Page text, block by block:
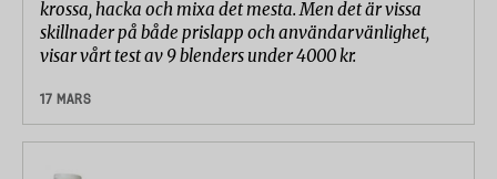
krossa, hacka och mixa det mesta. Men det är vissa
skillnader på både prislapp och användarvänlighet,
visar vårt test av 9 blenders under 4000 kr.
17 MARS